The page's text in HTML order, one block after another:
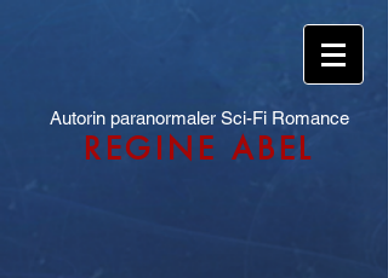
Autorin paranormaler Sci-Fi Romance
REGINE ABEL